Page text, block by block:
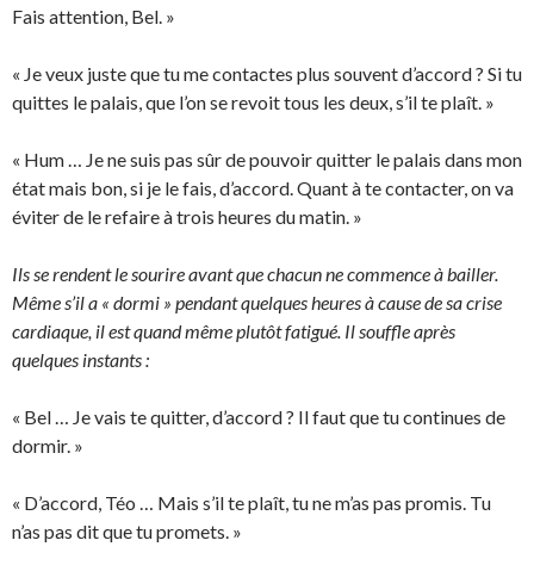
Fais attention, Bel. »
« Je veux juste que tu me contactes plus souvent d’accord ? Si tu
quittes le palais, que l’on se revoit tous les deux, s’il te plaît. »
« Hum … Je ne suis pas sûr de pouvoir quitter le palais dans mon
état mais bon, si je le fais, d’accord. Quant à te contacter, on va
éviter de le refaire à trois heures du matin. »
Ils se rendent le sourire avant que chacun ne commence à bailler.
Même s’il a « dormi » pendant quelques heures à cause de sa crise
cardiaque, il est quand même plutôt fatigué. Il souffle après
quelques instants :
« Bel … Je vais te quitter, d’accord ? Il faut que tu continues de
dormir. »
« D’accord, Téo … Mais s’il te plaît, tu ne m’as pas promis. Tu
n’as pas dit que tu promets. »